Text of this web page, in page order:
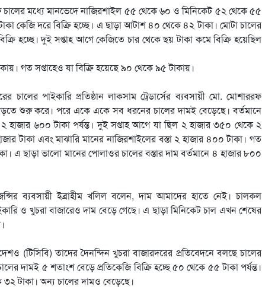
চালের মধ্যে মানভেদে নাজিরশাইল ৫৫ থেকে ৬০ ও মিনিকেট ৫২ থেকে ৫৫
কেজি দরে বিক্রি হচ্ছে। এ ছাড়া আটাশ ৪০ থেকে ৪২ টাকা। মোটা চালের
হচ্ছে। দুই সপ্তাহ আগে কেজিতে চার থেকে ছয় টাকা কমে বিক্রি হয়েছিল
গত সপ্তাহেও যা বিক্রি হয়েছে ৯০ থেকে ৯৫ টাকায়।
পাইকারি প্রতিষ্ঠান লাকসাম ট্রেডার্সের ব্যবসায়ী মো. মোশাররফ
শুরু করে। পরে একে একে সব ধরনের চালের দামই বেড়েছে। বর্তমানে
হাজার ৬০০ টাকা পর্যন্ত। দুই সপ্তাহ আগে যা ছিল ২ হাজার ৩৫০ থেকে ২
টাকা এবং মাঝারি মানের নাজিরশাইলের বস্তা ২ হাজার ৪০০ টাকা। গত
এ ছাড়া ভালো মানের পোলাওর চালের বস্তার দাম বর্তমানে ৪ হাজার ৮০০
ব্যবসায়ী ইব্রাহীম খলিল বলেন, দাম আমাদের হাতে নেই। চালকল
ও খুচরা বাজারেও দাম বেড়ে গেছে। এ ছাড়া মিনিকেট চাল এখন শেষের
(টিসিবি) তাদের দৈনন্দিন খুচরা বাজারদরের প্রতিবেদনে বলছে চালের
দামই ৫ শতাংশ বেড়ে প্রতিকেজি বিক্রি হচ্ছে ৫০ থেকে ৫৫ টাকা পর্যন্ত।
টাকা। অন্য চালের দামও বেড়েছে।